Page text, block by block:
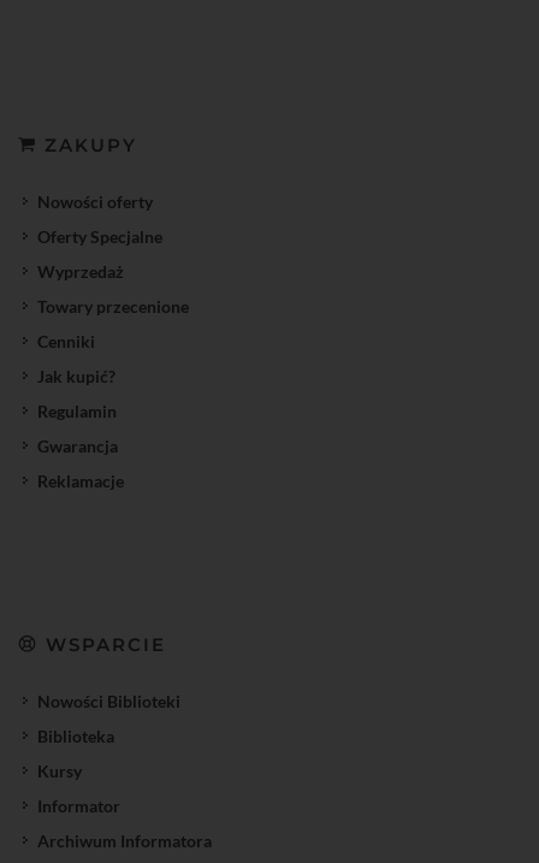
ZAKUPY
Nowości oferty
Oferty Specjalne
Wyprzedaż
Towary przecenione
Cenniki
Jak kupić?
Regulamin
Gwarancja
Reklamacje
WSPARCIE
Nowości Biblioteki
Biblioteka
Kursy
Informator
Archiwum Informatora